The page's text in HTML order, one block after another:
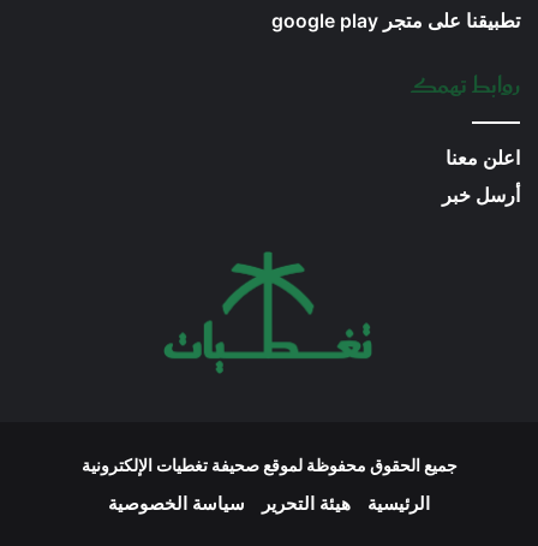
تطبيقنا على متجر google play
روابط تهمك
اعلن معنا
أرسل خبر
جميع الحقوق محفوظة لموقع صحيفة تغطيات الإلكترونية
الرئيسية هيئة التحرير سياسة الخصوصية